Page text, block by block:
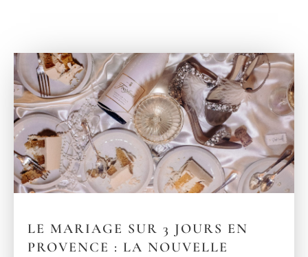
LE MARIAGE SUR 3 JOURS EN
PROVENCE : LA NOUVELLE